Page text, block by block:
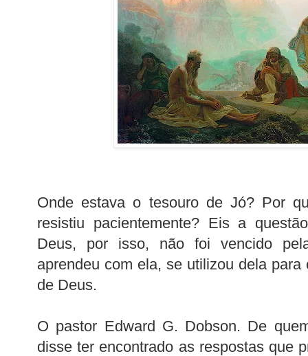
Onde estava o tesouro de Jó? Por
resistiu pacientemente? Eis a
Deus, por isso, não foi vencido
aprendeu com ela, se utilizou dela
de Deus.
O pastor Edward G. Dobson. De
disse ter encontrado as respostas que